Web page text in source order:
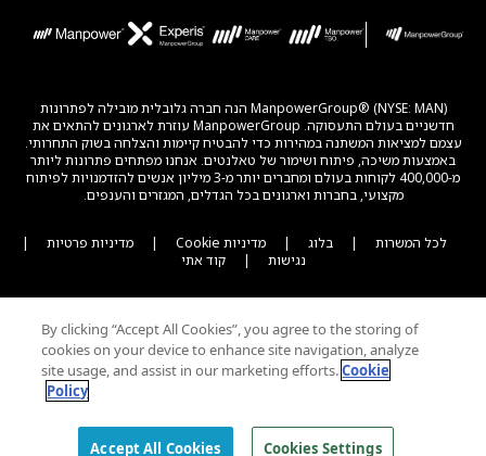
ManpowerGroup® (NYSE: MAN) הנה חברה גלובלית מובילה לפתרונות
חדשניים בעולם התעסוקה. ManpowerGroup עוזרת לארגונים להתאים את
עצמם למציאות המשתנה במהירות כדי להבטיח קיימות והצלחה בשוק התחרותי.
באמצעות משיכה, פיתוח ושימור של טאלנטים. אנחנו מפתחים פתרונות ליותר
מ-400,000 לקוחות בעולם ומחברים יותר מ-3 מיליון אנשים להזדמנויות לפיתוח
מקצועי, בחברות וארגונים בכל הגדלים, המגזרים והענפים.
לכל המשרות | בלוג | מדיניות Cookie | מדיניות פרטיות
|
נגישות
| קוד אתי
By clicking “Accept All Cookies”, you agree to the storing of
cookies on your device to enhance site navigation, analyze
site usage, and assist in our marketing efforts.Cookie
Policy
Cookies Settings
Accept All Cookies